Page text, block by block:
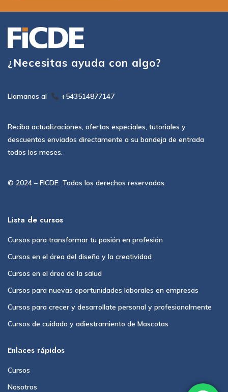
¿Necesitas ayuda con algo?
Llamanos al +543514877147
Reciba actualizaciones, ofertas especiales, tutoriales y
descuentos enviados directamente a su bandeja de entrada
todos los meses.
© 2024 – FICDE. Todos los derechos reservados.
Lista de cursos
Cursos para transformar tu pasión en profesión
Cursos en el área del diseño y la creatividad
Cursos en el área de la salud
Cursos para nuevas oportunidades laborales en empresas
Cursos para crecer y desarrollate personal y profesionalmente
Cursos de cuidado y adiestramiento de Mascotas
Enlaces rápidos
Cursos
Nosotros